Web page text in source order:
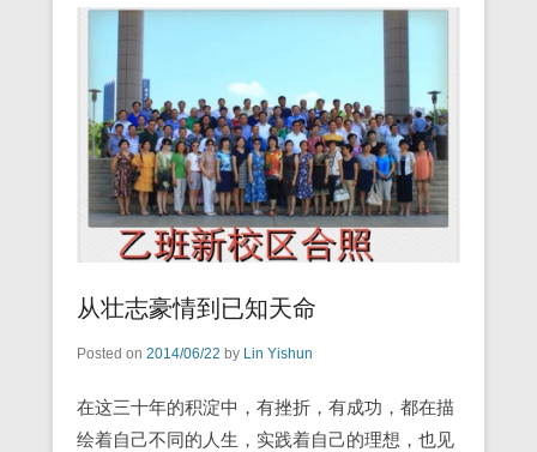
从壮志豪情到已知天命
Posted on 2014/06/22 by Lin Yishun
在这三十年的积淀中，有挫折，有成功，都在描
绘着自己不同的人生，实践着自己的理想，也见